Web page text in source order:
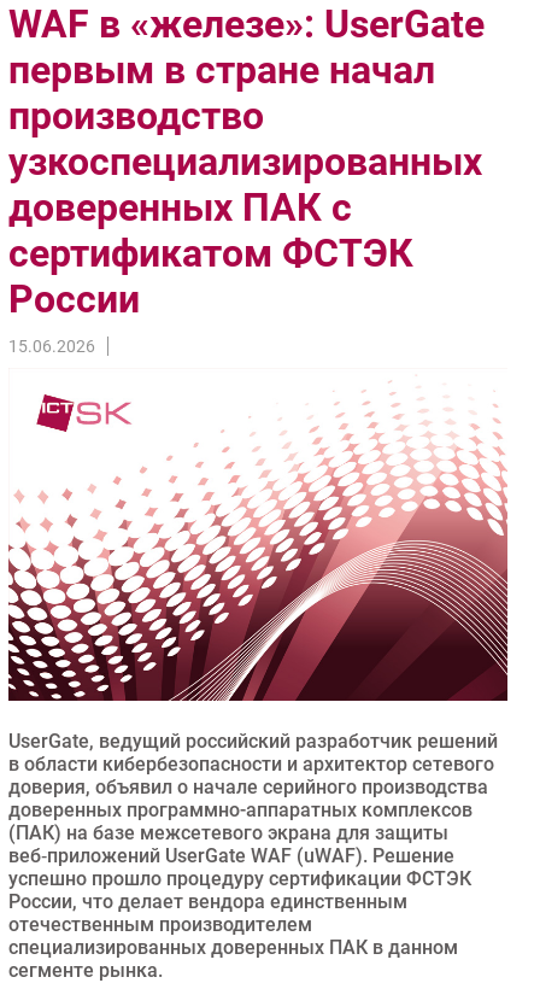
Импорто­замещение
Автоматизация Промышленности
Интернет
Мобильная связь
Фиксированная связь
Интеграция
Рынок ПК
Маркетинг
Торговые сети
Оборудование
Outsourcing
Регулирование
Финансы
Web
Безопасность
Инновации
CIO/Управление ИТ
Гаджеты
РАЗДЕЛЫ
Новости
Аналитика
Интервью
Мероприятия
Проекты
WAF в «железе»: UserGate
первым в стране начал
производство
узкоспециализированных
доверенных ПАК с
сертификатом ФСТЭК
России
15.06.2026
UserGate, ведущий российский разработчик решений
в области кибербезопасности и архитектор сетевого
доверия, объявил о начале серийного производства
доверенных программно-аппаратных комплексов
(ПАК) на базе межсетевого экрана для защиты
веб‑приложений UserGate WAF (uWAF). Решение
успешно прошло процедуру сертификации ФСТЭК
России, что делает вендора единственным
отечественным производителем
специализированных доверенных ПАК в данном
сегменте рынка.